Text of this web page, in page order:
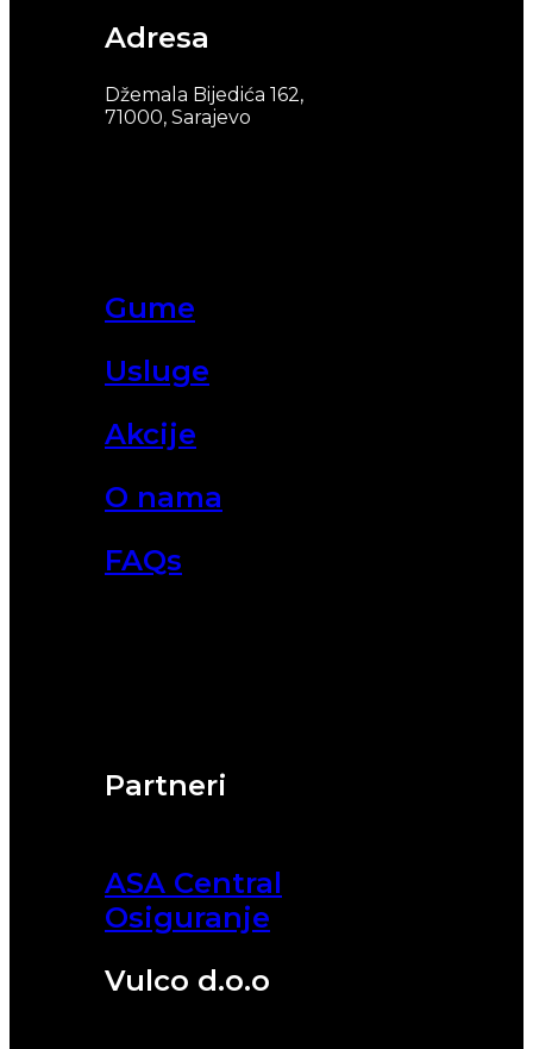
Partneri
ASA Central
Osiguranje
Vulco d.o.o
Gume
Usluge
Akcije
O nama
FAQs
Adresa
Džemala Bijedića 162,
71000, Sarajevo